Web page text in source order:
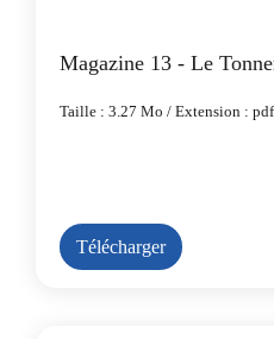
Magazine 13 - Le
Taille : 3.27 Mo / Extension : pdf
Télécharger